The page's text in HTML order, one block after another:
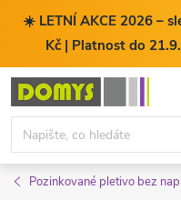
☀️ LETNÍ AKCE 2026 –
Kč | Platnost do
Přejít
obsah
Pozinkované pletivo bez